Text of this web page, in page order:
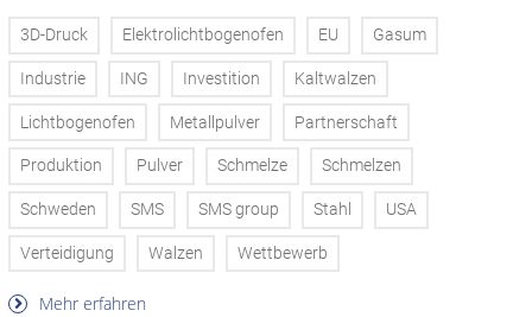
3D-Druck Elektrolichtbogenofen EU Gasum
Industrie ING Investition Kaltwalzen
Lichtbogenofen Metallpulver Partnerschaft
Produktion Pulver Schmelze Schmelzen
Schweden SMS SMS group Stahl USA
Verteidigung Walzen Wettbewerb
Mehr erfahren